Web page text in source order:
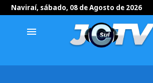
Naviraí, sábado, 08 de Agosto de 2026
menu